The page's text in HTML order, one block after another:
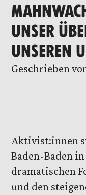
UNSER
UNSEREN
Geschrieben
Aktivist:innen
Baden-Baden
dramatischen
und den